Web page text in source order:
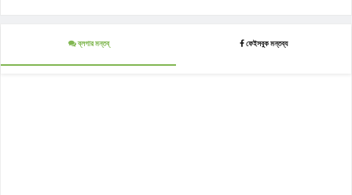
ব্লগার মন্তব্ ফেইসবুক মন্তব্য